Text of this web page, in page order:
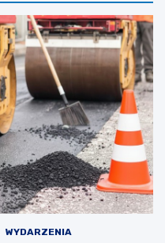
WYDARZENIA